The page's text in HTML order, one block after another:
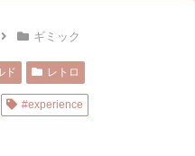
ギミック
ド レトロ
#experience